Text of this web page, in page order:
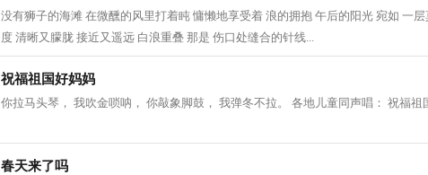
没有狮子的海滩 在微醺的风里打着盹 慵懒地享受着 浪的拥抱 午后的阳光 宛如 一
度 清晰又朦胧 接近又遥远 白浪重叠 那是 伤口处缝合的针线...
祝福祖国好妈妈
你拉马头琴， 我吹金唢呐， 你敲象脚鼓， 我弹冬不拉。 各地儿童同声唱： 祝福祖
春天来了吗